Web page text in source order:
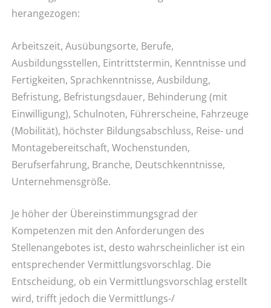
herangezogen:
Arbeitszeit, Ausübungsorte, Berufe,
Ausbildungsstellen, Eintrittstermin, Kenntnisse und
Fertigkeiten, Sprachkenntnisse, Ausbildung,
Befristung, Befristungsdauer, Behinderung (mit
Einwilligung), Schulnoten, Führerscheine, Fahrzeuge
(Mobilität), höchster Bildungsabschluss, Reise- und
Montagebereitschaft, Wochenstunden,
Berufserfahrung, Branche, Deutschkenntnisse,
Unternehmensgröße.
Je höher der Übereinstimmungsgrad der
Kompetenzen mit den Anforderungen des
Stellenangebotes ist, desto wahrscheinlicher ist ein
entsprechender Vermittlungsvorschlag. Die
Entscheidung, ob ein Vermittlungsvorschlag erstellt
wird, trifft jedoch die Vermittlungs-/